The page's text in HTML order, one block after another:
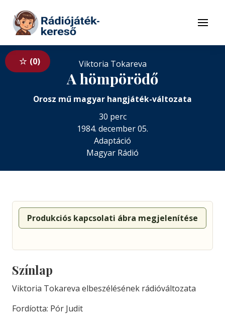
Tovább a tartalomhoz
Menü
0 Viktoria Tokareva
A hömpörödő
Orosz mű magyar hangjáték-változata
30 perc
1984. december 05.
Adaptáció
Magyar Rádió
Produkciós kapcsolati ábra megjelenítése
Színlap
Viktoria Tokareva elbeszélésének rádióváltozata
Fordíotta: Pór Judit